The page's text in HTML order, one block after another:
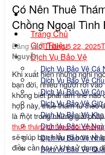
Trang Chủ
Giới Thiệu
Dịch Vụ Bảo Vệ
Dịch Vụ Bảo Vệ Cá
Dịch Vụ Bảo Vệ
Dịch Vụ Bảo Vệ
Dịch Vụ Bảo Vệ Giữ
Dịch Vụ Bảo Vệ
Dịch Vụ Bảo Vệ
Dịch Vụ Bảo Vệ
Dịch Vụ Bảo Vệ
Có Nên Thuê
Chồng Ngoại Tình
Đăng vàoTháng 5 22, 2025
Nguyễn
Khi xuất hiện những nghi
bạn đời, nhiều người rơi
không biết phải làm thế
hợp này, thuê thám tử theo
là một trong những giải
thuê thám tử theo dõi chồng
sẽ giúp bạn hiểu rõ hơn về
điều cần lưu ý khi sử dụng